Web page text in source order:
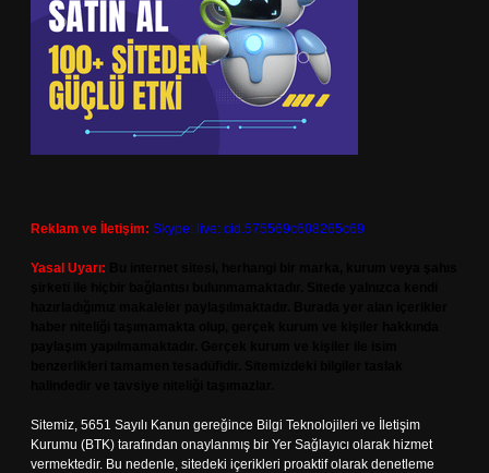
Reklam ve İletişim: Skype: live:.cid.575569c608265c69
Yasal Uyarı:
Sitemiz, 5651 Sayılı Kanun gereğince Bilgi Teknolojileri ve İletişim
Kurumu (BTK) tarafından onaylanmış bir Yer Sağlayıcı olarak hizmet
vermektedir. Bu nedenle, sitedeki içerikleri proaktif olarak denetleme